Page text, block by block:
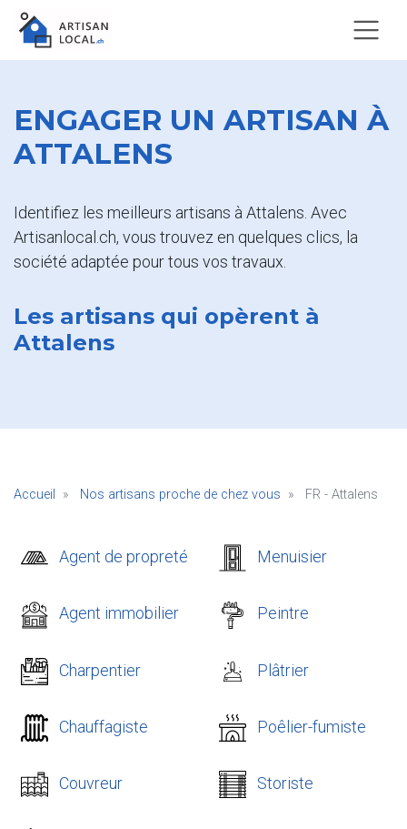
ENGAGER UN ARTISAN À
ATTALENS
Identifiez les meilleurs artisans à Attalens. Avec
Artisanlocal.ch, vous trouvez en quelques clics, la
société adaptée pour tous vos travaux.
Les artisans qui opèrent à
Attalens
Accueil Nos artisans proche de chez vous FR - Attalens
Agent de propreté
Agent immobilier
Charpentier
Chauffagiste
Couvreur
Menuisier
Peintre
Plâtrier
Poêlier-fumiste
Storiste